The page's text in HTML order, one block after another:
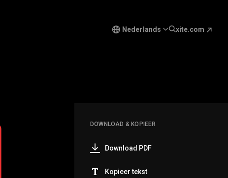
Nederlands xite.com
DOWNLOAD & KOPIEER
Download PDF
Kopieer tekst